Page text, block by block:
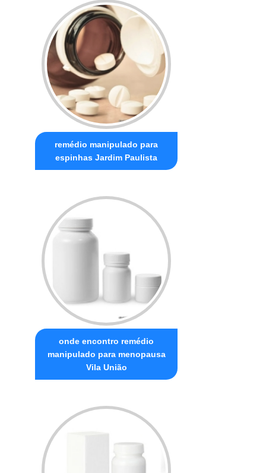
remédio manipulado para
espinhas Jardim Paulista
onde encontro remédio
manipulado para menopausa
Vila União